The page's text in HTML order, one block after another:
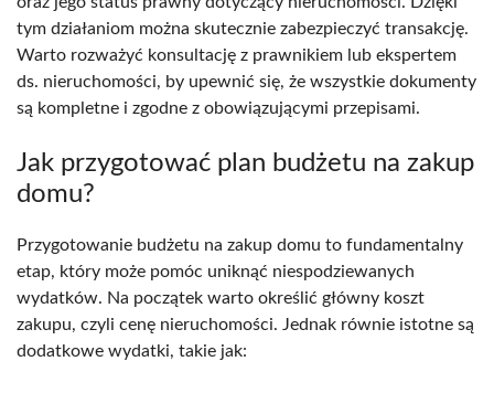
tym działaniom można skutecznie zabezpieczyć transakcję.
Warto rozważyć konsultację z prawnikiem lub ekspertem
ds. nieruchomości, by upewnić się, że wszystkie dokumenty
są kompletne i zgodne z obowiązującymi przepisami.
Jak przygotować plan budżetu na zakup
domu?
Przygotowanie budżetu na zakup domu to fundamentalny
etap, który może pomóc uniknąć niespodziewanych
wydatków. Na początek warto określić główny koszt
zakupu, czyli cenę nieruchomości. Jednak równie istotne są
dodatkowe wydatki, takie jak: